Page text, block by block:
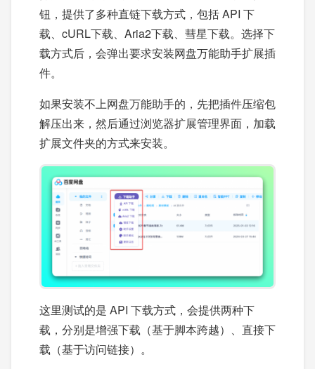
钮，提供了多种直链下载方式，包括 API 下
载、cURL下载、Aria2下载、彗星下载。选择下
载方式后，会弹出要求安装网盘万能助手扩展插
件。
如果安装不上网盘万能助手的，先把插件压缩包
解压出来，然后通过浏览器扩展管理界面，加载
扩展文件夹的方式来安装。
这里测试的是 API 下载方式，会提供两种下
载，分别是增强下载（基于脚本跨越）、直接下
载（基于访问链接）。